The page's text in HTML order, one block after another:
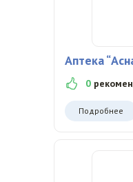
Аптека
0
Подробнее